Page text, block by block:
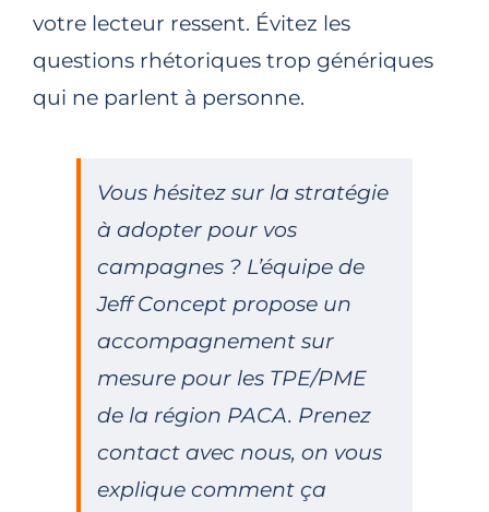
votre lecteur ressent. Évitez les
questions rhétoriques trop génériques
qui ne parlent à personne.
Vous hésitez sur la stratégie
à adopter pour vos
campagnes ? L’équipe de
Jeff Concept propose un
accompagnement sur
mesure pour les TPE/PME
de la région PACA. Prenez
contact avec nous, on vous
explique comment ça